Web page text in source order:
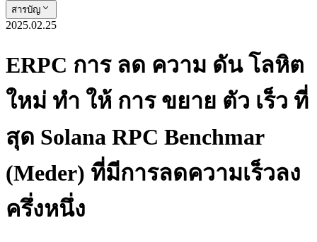
สารบัญ
2025.02.25
ERPC การ ลด ความ ดัน โลหิต
ใหม่ ทํา ให้ การ ขยาย ตัว เร็ว ที่
สุด Solana RPC Benchmar
(Meder) ที่มีการลดความเร็วลง
ครึ่งหนึ่ง